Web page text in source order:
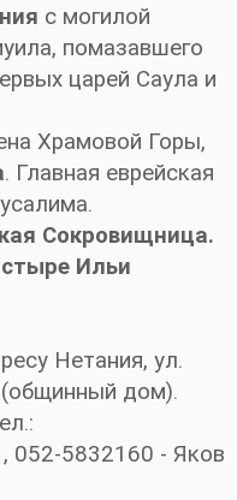
с могилой
помазавшего
царей Саула и
Храмовой Горы,
. Главная еврейская
Сокровищница.
Ильи
Нетания, ул.
дом).
, 052-5832160 - Яков